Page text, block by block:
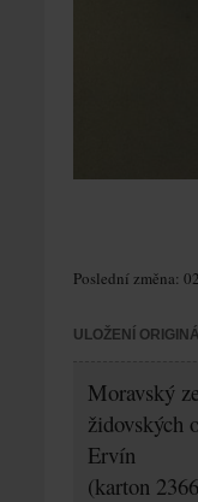
Poslední změna:
ULOŽENÍ
Moravský
židovských
Ervín
(karton